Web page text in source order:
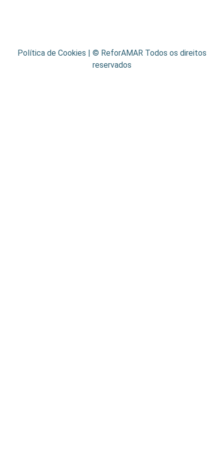
Política de Cookies | © ReforAMAR Todos os direitos
reservados